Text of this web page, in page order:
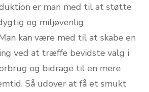
er man med til at støtte
og miljøvenlig
kan være med til at skabe en
ved at træffe bevidste valg i
og bidrage til en mere
Så udover at få et smukt